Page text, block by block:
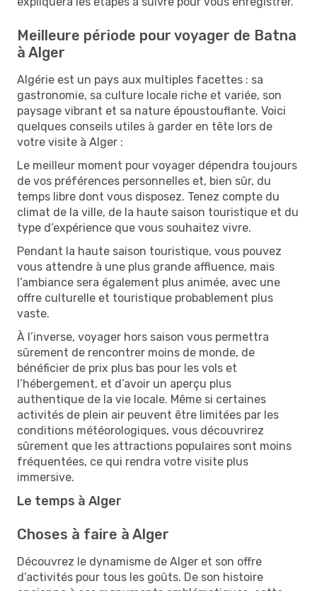
Meilleure période pour voyager de Batna
à Alger
Algérie est un pays aux multiples facettes : sa
gastronomie, sa culture locale riche et variée, son
paysage vibrant et sa nature époustouflante. Voici
quelques conseils utiles à garder en tête lors de
votre visite à Alger :
Le meilleur moment pour voyager dépendra toujours
de vos préférences personnelles et, bien sûr, du
temps libre dont vous disposez. Tenez compte du
climat de la ville, de la haute saison touristique et du
type d’expérience que vous souhaitez vivre.
Pendant la haute saison touristique, vous pouvez
vous attendre à une plus grande affluence, mais
l’ambiance sera également plus animée, avec une
offre culturelle et touristique probablement plus
vaste.
À l’inverse, voyager hors saison vous permettra
sûrement de rencontrer moins de monde, de
bénéficier de prix plus bas pour les vols et
l’hébergement, et d’avoir un aperçu plus
authentique de la vie locale. Même si certaines
activités de plein air peuvent être limitées par les
conditions météorologiques, vous découvrirez
sûrement que les attractions populaires sont moins
fréquentées, ce qui rendra votre visite plus
immersive.
Le temps à Alger
Choses à faire à Alger
Découvrez le dynamisme de Alger et son offre
d’activités pour tous les goûts. De son histoire